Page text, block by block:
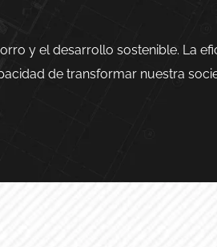
y el desarrollo sostenible. La
de transformar nuestra